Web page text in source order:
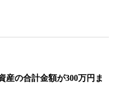
産の合計金額が300万円ま